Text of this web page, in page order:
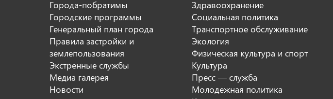
Города-побратимы
Городские программы
Генеральный план города
Правила застройки и
землепользования
Экстренные службы
Медиа галерея
Новости
Здравоохранение
Социальная политика
Транспортное обслуживание
Экология
Физическая культура и спорт
Культура
Пресс — служба
Молодежная политика